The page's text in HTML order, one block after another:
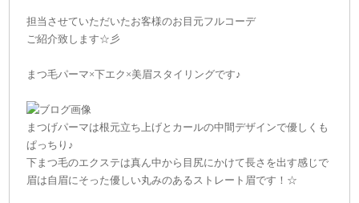
担当させていただいたお客様のお目元フルコーデ
ご紹介致します☆彡
まつ毛パーマ×下エク×美眉スタイリングです♪
まつげパーマは根元立ち上げとカールの中間デザインで優しくも
ぱっちり♪
下まつ毛のエクステは真ん中から目尻にかけて長さを出す感じで
眉は自眉にそった優しい丸みのあるストレート眉です！☆